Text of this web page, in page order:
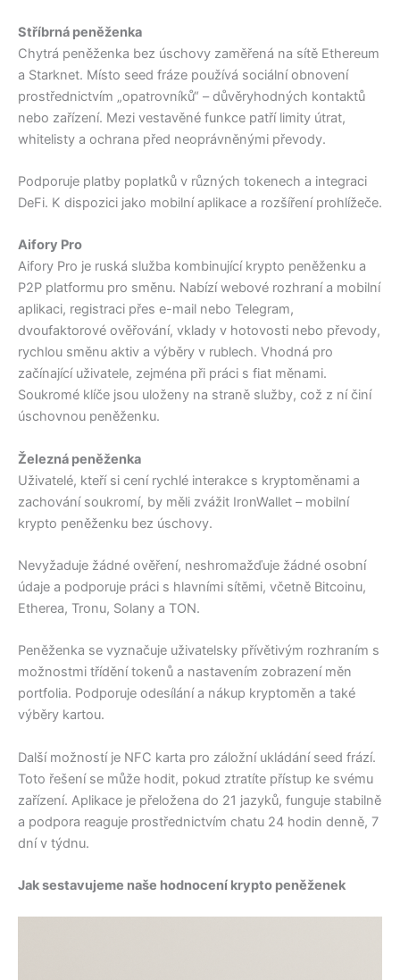
Stříbrná peněženka
Chytrá peněženka bez úschovy zaměřená na sítě Ethereum
a Starknet. Místo seed fráze používá sociální obnovení
prostřednictvím „opatrovníků“ – důvěryhodných kontaktů
nebo zařízení. Mezi vestavěné funkce patří limity útrat,
whitelisty a ochrana před neoprávněnými převody.
Podporuje platby poplatků v různých tokenech a integraci
DeFi. K dispozici jako mobilní aplikace a rozšíření prohlížeče.
Aifory Pro
Aifory Pro je ruská služba kombinující krypto peněženku a
P2P platformu pro směnu. Nabízí webové rozhraní a mobilní
aplikaci, registraci přes e-mail nebo Telegram,
dvoufaktorové ověřování, vklady v hotovosti nebo převody,
rychlou směnu aktiv a výběry v rublech. Vhodná pro
začínající uživatele, zejména při práci s fiat měnami.
Soukromé klíče jsou uloženy na straně služby, což z ní činí
úschovnou peněženku.
Železná peněženka
Uživatelé, kteří si cení rychlé interakce s kryptoměnami a
zachování soukromí, by měli zvážit IronWallet – mobilní
krypto peněženku bez úschovy.
Nevyžaduje žádné ověření, neshromažďuje žádné osobní
údaje a podporuje práci s hlavními sítěmi, včetně Bitcoinu,
Etherea, Tronu, Solany a TON.
Peněženka se vyznačuje uživatelsky přívětivým rozhraním s
možnostmi třídění tokenů a nastavením zobrazení měn
portfolia. Podporuje odesílání a nákup kryptoměn a také
výběry kartou.
Další možností je NFC karta pro záložní ukládání seed frází.
Toto řešení se může hodit, pokud ztratíte přístup ke svému
zařízení. Aplikace je přeložena do 21 jazyků, funguje stabilně
a podpora reaguje prostřednictvím chatu 24 hodin denně, 7
dní v týdnu.
Jak sestavujeme naše hodnocení krypto peněženek